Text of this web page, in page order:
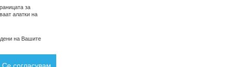
за
алатки на
на Вашите